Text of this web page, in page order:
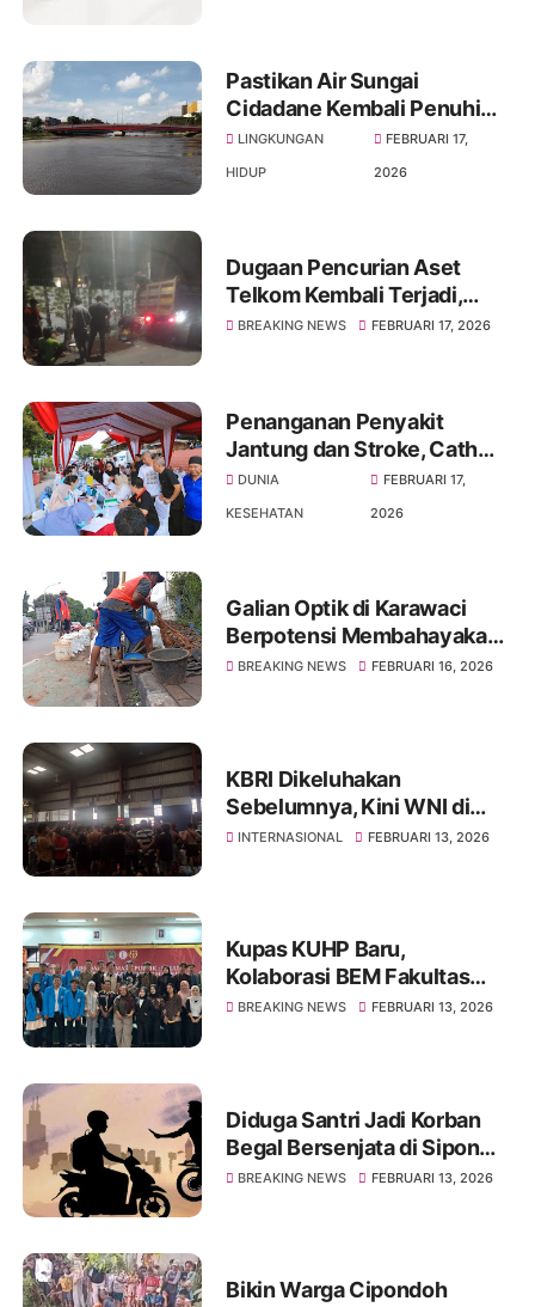
Pastikan Air Sungai
Cidadane Kembali Penuhi
Baku Mutu, DLH Kota
Tangerang Akan Lakukan
LINGKUNGAN
HIDUP
FEBRUARI 17,
2026
Dugaan Pencurian Aset
Telkom Kembali Terjadi,
Kabel Tembaga di Karang
BREAKING NEWS FEBRUARI 17, 2026
Penanganan Penyakit
Jantung dan Stroke, Cath
Lab RSUD Kota Tangerang
Siap Layani Masyarakat
DUNIA
KESEHATAN
FEBRUARI 17,
2026
Galian Optik di Karawaci
Berpotensi Membahayakan
Warga dan Pengguna Jalan,
BREAKING NEWS FEBRUARI 16, 2026
KBRI Dikeluhakan
Sebelumnya, Kini WNI di
Penampungan Kamboja
INTERNASIONAL FEBRUARI 13, 2026
Kupas KUHP Baru,
Kolaborasi BEM Fakultas
Hukum UNIS Tangerang
BREAKING NEWS FEBRUARI 13, 2026
Diduga Santri Jadi Korban
Begal Bersenjata di Sipon
Cipondoh, Satu Unit Motor
BREAKING NEWS FEBRUARI 13, 2026
Bikin Warga Cipondoh